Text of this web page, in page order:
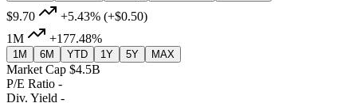
$9.70 +5.43% (+$0.50)
1M
+177.48%
1M 6M YTD 1Y 5Y MAX
Market Cap $4.5B
P/E Ratio -
Div. Yield -